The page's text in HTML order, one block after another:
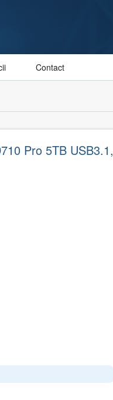
Contact
Pro 5TB USB3.1,